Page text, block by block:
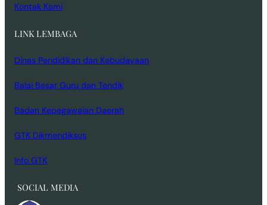
Kontak Kami
LINK LEMBAGA
Dinas Pendidikan dan Kebudayaan
Balai Besar Guru dan Tendik
Badan Kepegawaian Daerah
GTK Dikmendiksus
Info GTK
SOCIAL MEDIA